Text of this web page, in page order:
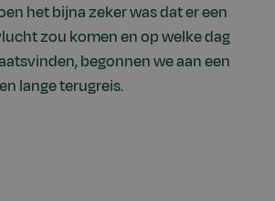
het bijna zeker was dat er een
zou komen en op welke dag
begonnen we aan een
lange terugreis.